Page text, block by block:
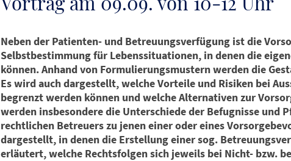
Neben der Patienten- und Betreuungsverfügung ist die
Selbstbestimmung für Lebenssituationen, in denen die
können. Anhand von Formulierungsmustern werden die
Es wird auch dargestellt, welche Vorteile und Risiken bei
begrenzt werden können und welche Alternativen zur
werden insbesondere die Unterschiede der Befugnisse und
rechtlichen Betreuers zu jenen einer oder eines
dargestellt, in denen die Erstellung einer sog.
erläutert, welche Rechtsfolgen sich jeweils bei Nicht- bzw.